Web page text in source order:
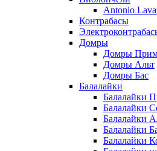
Antonio
Контрабасы
Домры
Домры
Домры Альт
Домры Бас
Балалайки
Балалайки
Балалайки
Балалайки
Балалайки
Балалайки